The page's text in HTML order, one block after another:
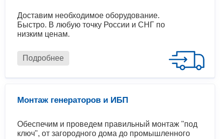
Доставим необходимое оборудование.
Быстро. В любую точку России и СНГ по
низким ценам.
Подробнее
Монтаж генераторов и ИБП
Обеспечим и проведем правильный монтаж "под
ключ", от загородного дома до промышленного